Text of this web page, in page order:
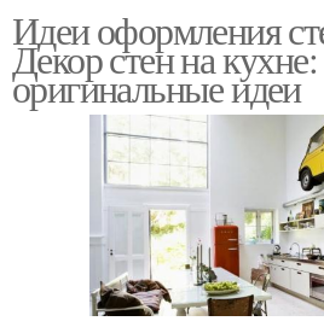
Идеи оформления
Декор стен на кухне:
оригинальные идеи